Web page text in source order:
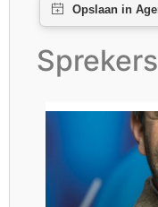
Sprekers